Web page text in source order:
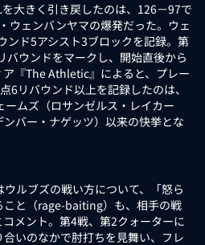
大きく引き戻したのは、126－97で
ウェンバンヤマの爆発だった。ウェ
ンド5アシスト3ブロックを記録。第
バウンドをマークし、開始直後から
『The Athletic』によると、プレー
6リバウンド以上を記録したのは、
ムズ（ロサンゼルス・レイカー
バー・ナゲッツ）以来の快挙とな
ルブズの戦い方について、「怒ら
こと（rage-baiting）も、相手の戦
メント。第4戦、第2クォーターに
いのなかで肘打ちを見舞い、フレ